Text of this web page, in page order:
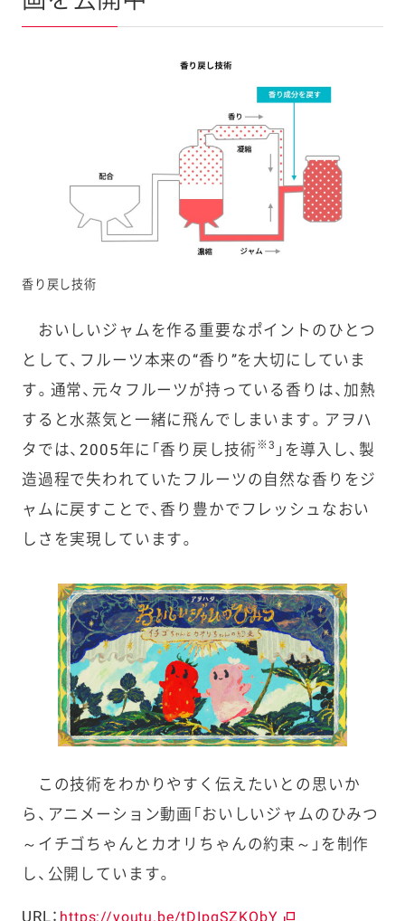
香り戻し技術
おいしいジャムを作る重要なポイントのひとつ
として、フルーツ本来の“香り”を大切にしていま
す。通常、元々フルーツが持っている香りは、加熱
すると水蒸気と一緒に飛んでしまいます。アヲハ
タでは、2005年に「香り戻し技術 ※3 」を導入し、製
造過程で失われていたフルーツの自然な香りをジ
ャムに戻すことで、香り豊かでフレッシュなおい
しさを実現しています。
この技術をわかりやすく伝えたいとの思いか
ら、アニメーション動画「おいしいジャムのひみつ
～イチゴちゃんとカオリちゃんの約束～」を制作
し、公開しています。
URL： https://youtu.be/tDIpgSZKObY